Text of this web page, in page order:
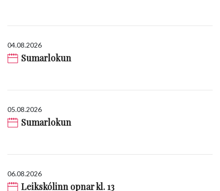
04.08.2026
Sumarlokun
05.08.2026
Sumarlokun
06.08.2026
Leikskólinn opnar kl. 13